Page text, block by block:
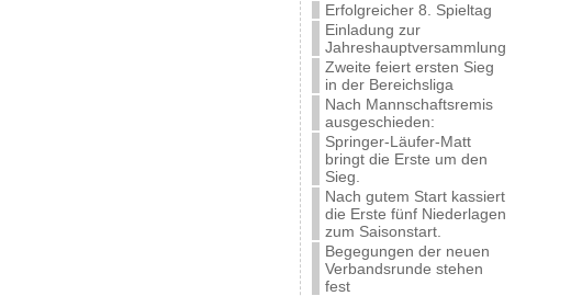
Erfolgreicher 8. Spieltag
Einladung zur
Jahreshauptversammlung
Zweite feiert ersten Sieg
in der Bereichsliga
Nach Mannschaftsremis
ausgeschieden:
Springer-Läufer-Matt
bringt die Erste um den
Sieg.
Nach gutem Start kassiert
die Erste fünf Niederlagen
zum Saisonstart.
Begegungen der neuen
Verbandsrunde stehen
fest